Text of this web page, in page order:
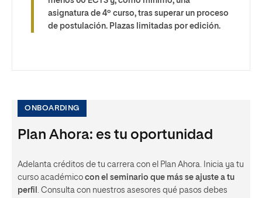
asignatura de 4º curso, tras superar un proceso
de postulación. Plazas limitadas por edición.
ONBOARDING
Plan Ahora: es tu oportunidad
Adelanta créditos de tu carrera con el Plan Ahora. Inicia ya tu
curso académico con el seminario que más se ajuste a tu
perfil . Consulta con nuestros asesores qué pasos debes